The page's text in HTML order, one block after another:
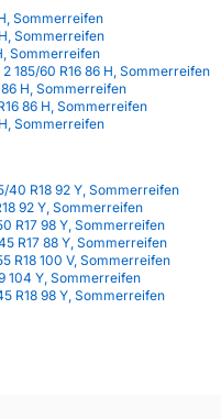
Sommerreifen
Sommerreifen
Sommerreifen
185/60 R16 86 H, Sommerreifen
H, Sommerreifen
86 H, Sommerreifen
Sommerreifen
40 R18 92 Y, Sommerreifen
92 Y, Sommerreifen
R17 98 Y, Sommerreifen
R17 88 Y, Sommerreifen
R18 100 V, Sommerreifen
104 Y, Sommerreifen
R18 98 Y, Sommerreifen